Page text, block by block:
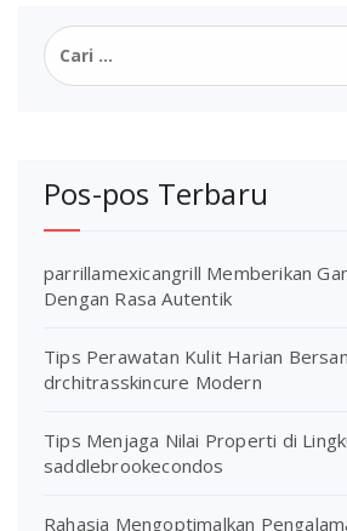
Cari
untuk:
Pos-pos Terbaru
parrillamexicangrill Memberikan
Dengan Rasa Autentik
Tips Perawatan Kulit Harian
drchitrasskincure Modern
Tips Menjaga Nilai Properti di
saddlebrookecondos
Rahasia Mengoptimalkan